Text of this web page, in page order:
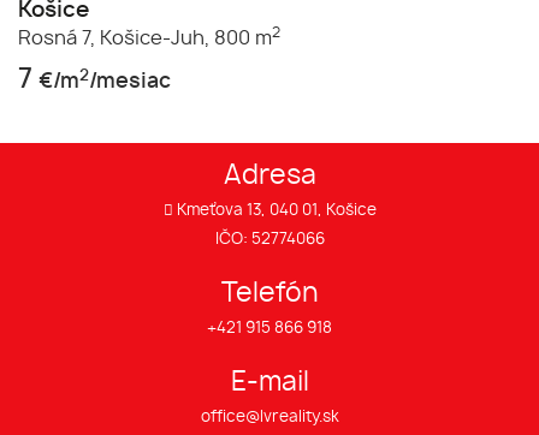
Košice
Rosná 7, Košice-Juh, 800 m2
7 €/m2/mesiac
Adresa
Kmeťova 13, 040 01, Košice
IČO: 52774066
Telefón
+421 915 866 918
E-mail
office@lvreality.sk